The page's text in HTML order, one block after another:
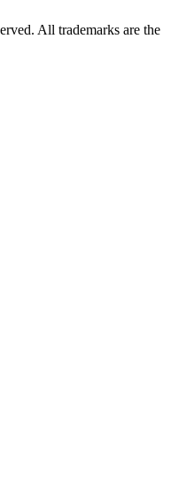
All trademarks are the